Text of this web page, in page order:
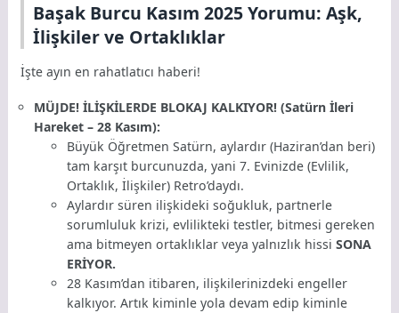
Başak Burcu Kasım 2025 Yorumu: Aşk,
İlişkiler ve Ortaklıklar
İşte ayın en rahatlatıcı haberi!
MÜJDE! İLİŞKİLERDE BLOKAJ KALKIYOR! (Satürn İleri
Hareket – 28 Kasım):
Büyük Öğretmen Satürn, aylardır (Haziran’dan beri)
tam karşıt burcunuzda, yani 7. Evinizde (Evlilik,
Ortaklık, İlişkiler) Retro’daydı.
Aylardır süren ilişkideki soğukluk, partnerle
sorumluluk krizi, evlilikteki testler, bitmesi gereken
ama bitmeyen ortaklıklar veya yalnızlık hissi SONA
ERİYOR.
28 Kasım’dan itibaren, ilişkilerinizdeki engeller
kalkıyor. Artık kiminle yola devam edip kiminle